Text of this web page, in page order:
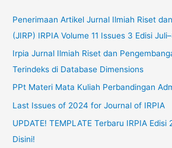
Penerimaan Artikel Jurnal Ilmiah Riset
(JIRP) IRPIA Volume 11 Issues 3 Edisi
Irpia Jurnal Ilmiah Riset dan
Terindeks di Database Dimensions
PPt Materi Mata Kuliah Perbandingan
Last Issues of 2024 for Journal of IRPIA
UPDATE! TEMPLATE Terbaru IRPIA
Disini!